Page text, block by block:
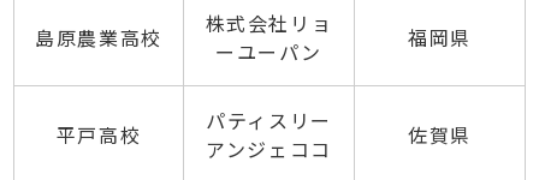
島原農業高校
株式会社リョ
ーユーパン
福岡県
平戸高校
パティスリー
アンジェココ
佐賀県